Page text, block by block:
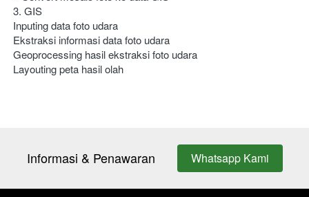
3. GIS
Inputing data foto udara
Ekstraksi informasi data foto udara
Geoprocessing hasil ekstraksi foto udara
Layouting peta hasil olah
Informasi & Penawaran `
Whatsapp Kami